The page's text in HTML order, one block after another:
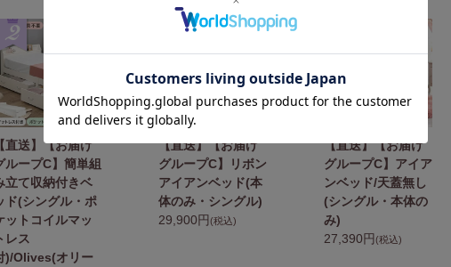
【直送】【お届け
ループC】簡単組
立て収納付きベ
ド(シングル・ポ
ットコイルマッ
レス
)/Olives(オリー
【直送】【お届け
グループC】リボン
アイアンベッド(本
体のみ・シングル)
29,900円 (税込)
【直送】【お届け
グループC】アイア
ンベッド/天蓋無し
(シングル・本体の
み)
27,390円 (税込)